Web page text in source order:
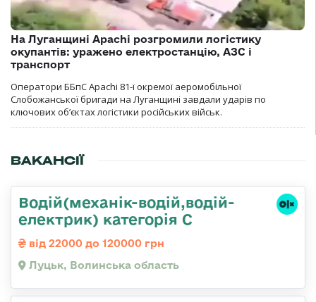
На Луганщині Apachi розгромили логістику
окупантів: уражено електростанцію, АЗС і
транспорт
Оператори ББпС Apachi 81-ї окремої аеромобільної
Слобожанської бригади на Луганщині завдали ударів по
ключових об’єктах логістики російських військ.
ВАКАНСІЇ
Водій(механік-водій,водій-
електрик) категорія С
від 22000 до 120000 грн
Луцьк, Волинська область